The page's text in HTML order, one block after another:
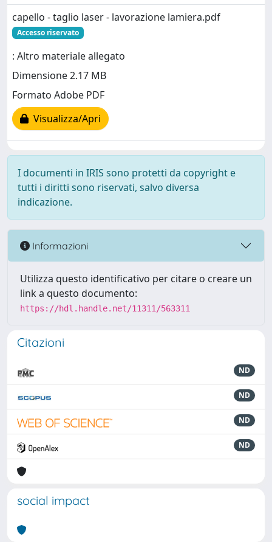
capello - taglio laser - lavorazione lamiera.pdf
Accesso riservato
: Altro materiale allegato
Dimensione 2.17 MB
Formato Adobe PDF
Visualizza/Apri
I documenti in IRIS sono protetti da copyright e
tutti i diritti sono riservati, salvo diversa
indicazione.
Informazioni
Utilizza questo identificativo per citare o creare un
link a questo documento:
https://hdl.handle.net/11311/563311
Citazioni
ND
ND
ND
ND
social impact